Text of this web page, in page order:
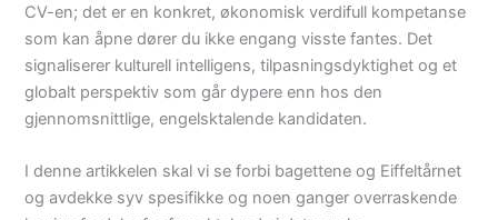
CV-en; det er en konkret, økonomisk verdifull kompetanse
som kan åpne dører du ikke engang visste fantes. Det
signaliserer kulturell intelligens, tilpasningsdyktighet og et
globalt perspektiv som går dypere enn hos den
gjennomsnittlige, engelsktalende kandidaten.
I denne artikkelen skal vi se forbi bagettene og Eiffeltårnet
og avdekke syv spesifikke og noen ganger overraskende